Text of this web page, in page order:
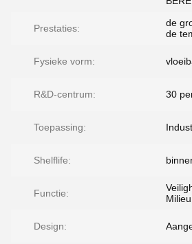
Prestaties:
de
de
Fysieke vorm:
R&D-centrum: 30
Toepassing:
Shelflife:
Functie:
Design: